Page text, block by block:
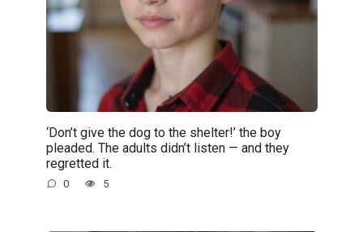
‘Don’t give the dog to the shelter!’ the boy
pleaded. The adults didn’t listen — and they
regretted it.
0 5